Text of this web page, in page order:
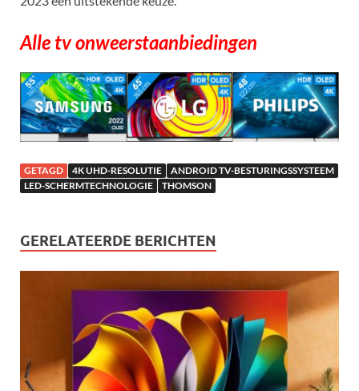
Alle tv onweerstaanbiedingen
GETAGD 4K UHD-RESOLUTIE
ANDROID TV-BESTURINGSSYSTEEM
LED-SCHERMTECHNOLOGIE
THOMSON
GERELATEERDE BERICHTEN